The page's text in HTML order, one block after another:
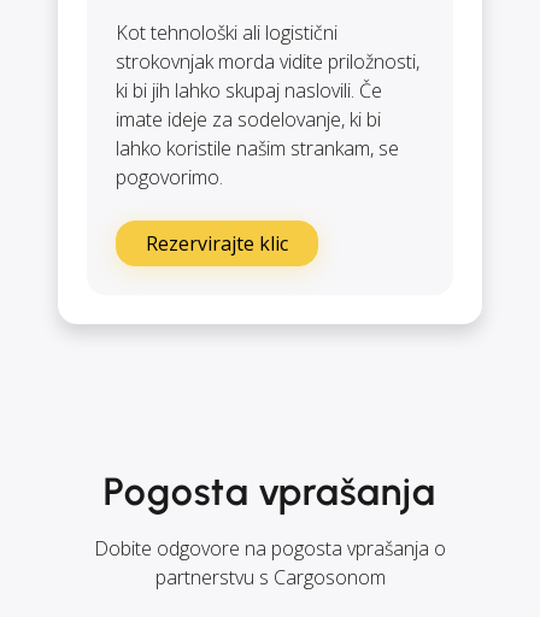
Kot tehnološki ali logistični
strokovnjak morda vidite priložnosti,
ki bi jih lahko skupaj naslovili. Če
imate ideje za sodelovanje, ki bi
lahko koristile našim strankam, se
pogovorimo.
Rezervirajte klic
Pogosta vprašanja
Dobite odgovore na pogosta vprašanja o
partnerstvu s Cargosonom